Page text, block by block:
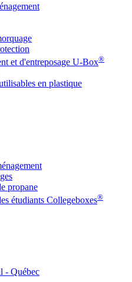
et d'entreposage U-Box®
en plastique
propane
étudiants Collegeboxes®
- Québec